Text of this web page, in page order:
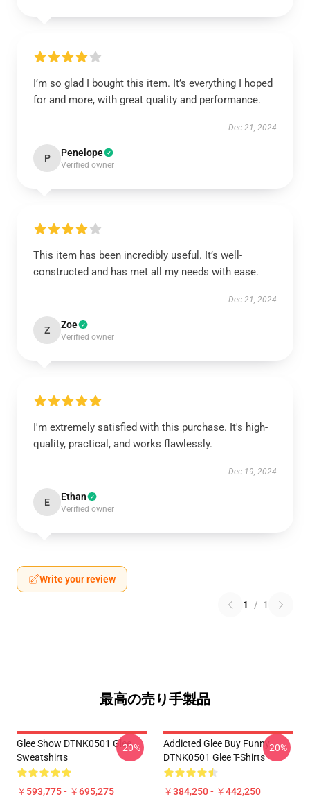
I’m so glad I bought this item. It’s everything I hoped
for and more, with great quality and performance.
Dec 21, 2024
P Penelope
Verified owner
This item has been incredibly useful. It’s well-
constructed and has met all my needs with ease.
Dec 21, 2024
Z Zoe
Verified owner
I'm extremely satisfied with this purchase. It's high-
quality, practical, and works flawlessly.
Dec 19, 2024
E Ethan
Verified owner
Write your review
1 / 1
最高の売り手製品
Glee Show DTNK0501 Glee
Sweatshirts
￥593,775 - ￥695,275
-20%
Addicted Glee Buy Funny
DTNK0501 Glee T-Shirts
￥384,250 - ￥442,250
-20%